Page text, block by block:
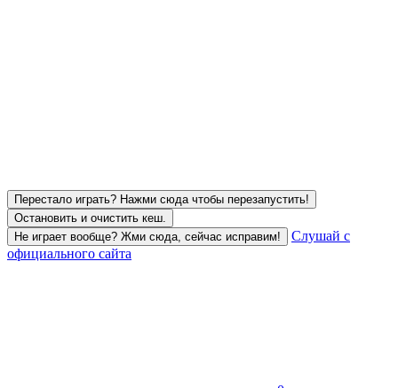
Перестало играть? Нажми сюда чтобы перезапустить!
Остановить и очистить кеш.
Не играет вообще? Жми сюда, сейчас исправим!
Слушай с
официального сайта